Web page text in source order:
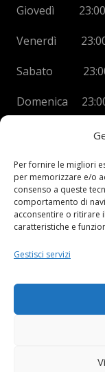
Per fornire le migliori
per memorizzare e/o
consenso a queste
comportamento di
acconsentire o ritirare
caratteristiche e
Gestisci servizi
Giovedì 23:00
Venerdì 23:00
Sabato 23:00
Domenica
BOYS DISCO
Via Oreficeria,
Tel.+39 0444
P.I.03908300241
Privacy Policy e